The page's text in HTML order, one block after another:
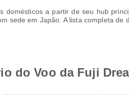
domésticos a partir de seu hub
sede em Japão. A lista completa
do Voo da Fuji